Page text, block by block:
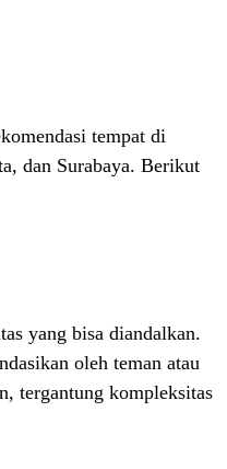
tempat di
dan Surabaya. Berikut
yang bisa diandalkan.
oleh teman atau
tergantung kompleksitas